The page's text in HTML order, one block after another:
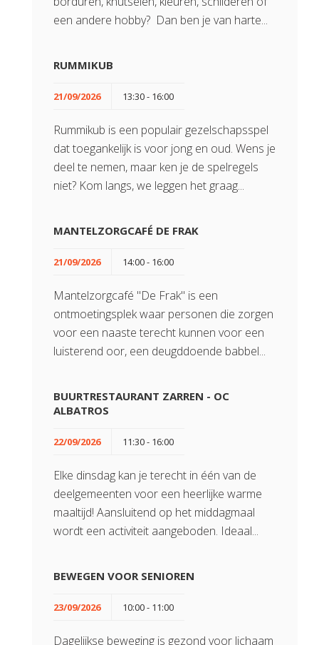
een andere hobby? Dan ben je van harte...
RUMMIKUB
21/09/2026 13:30 - 16:00
Rummikub is een populair gezelschapsspel
dat toegankelijk is voor jong en oud. Wens je
deel te nemen, maar ken je de spelregels
niet? Kom langs, we leggen het graag...
MANTELZORGCAFÉ DE FRAK
21/09/2026 14:00 - 16:00
Mantelzorgcafé "De Frak" is een
ontmoetingsplek waar personen die zorgen
voor een naaste terecht kunnen voor een
luisterend oor, een deugddoende babbel...
BUURTRESTAURANT ZARREN - OC
ALBATROS
22/09/2026 11:30 - 16:00
Elke dinsdag kan je terecht in één van de
deelgemeenten voor een heerlijke warme
maaltijd! Aansluitend op het middagmaal
wordt een activiteit aangeboden. Ideaal...
BEWEGEN VOOR SENIOREN
23/09/2026 10:00 - 11:00
Dagelijkse beweging is gezond voor lichaam